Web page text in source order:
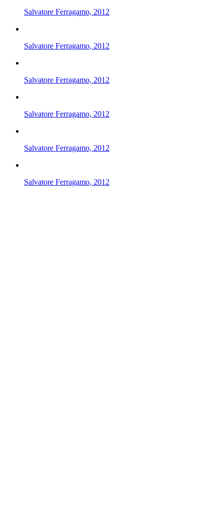
Salvatore Ferragamo, 2012
Salvatore Ferragamo, 2012
Salvatore Ferragamo, 2012
Salvatore Ferragamo, 2012
Salvatore Ferragamo, 2012
Salvatore Ferragamo, 2012